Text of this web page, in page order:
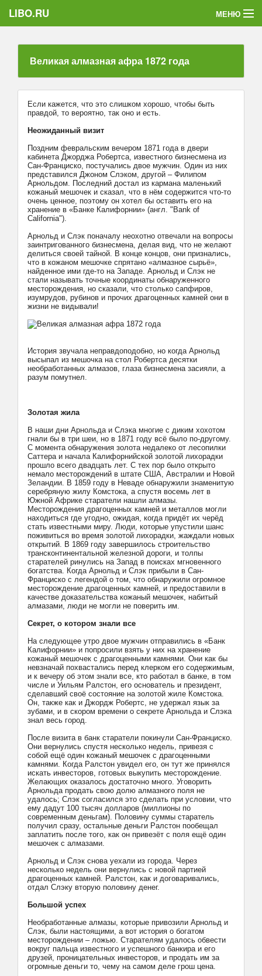
LIBO.RU МЕНЮ
Голосования
Букофки
Великая алмазная афра 1872 года
Если кажется, что это слишком хорошо, чтобы быть
правдой, то вероятно, так оно и есть.
Неожиданный визит
Поздним февральским вечером 1871 года в двери
кабинета Джорджа Робертса, известного бизнесмена из
Сан-Франциско, постучались двое мужчин. Один из них
представился Джоном Слэком, другой – Филипом
Арнольдом. Последний достал из кармана маленький
кожаный мешочек и сказал, что в нём содержится что-то
очень ценное, поэтому он хотел бы оставить его на
хранение в «Банке Калифорнии» (англ. "Bank of
California").
Арнольд и Слэк поначалу неохотно отвечали на вопросы
заинтригованного бизнесмена, делая вид, что не желают
делиться своей тайной. В конце концов, они признались,
что в кожаном мешочке спрятано «алмазное сырьё»,
найденное ими где-то на Западе. Арнольд и Слэк не
стали называть точные координаты обнаруженного
месторождения, но сказали, что столько сапфиров,
изумрудов, рубинов и прочих драгоценных камней они в
жизни не видывали!
История звучала неправдоподобно, но когда Арнольд
высыпал из мешочка на стол Робертса десятки
необработанных алмазов, глаза бизнесмена засияли, а
разум помутнел.
Золотая жила
В наши дни Арнольда и Слэка многие с диким хохотом
гнали бы в три шеи, но в 1871 году всё было по-другому.
С момента обнаружения золота недалеко от лесопилки
Саттера и начала Калифорнийской золотой лихорадки
прошло всего двадцать лет. С тех пор было открыто
немало месторождений в штате США, Австралии и Новой
Зеландии. В 1859 году в Неваде обнаружили знаменитую
серебряную жилу Комстока, а спустя восемь лет в
Южной Африке старатели нашли алмазы.
Месторождения драгоценных камней и металлов могли
находиться где угодно, ожидая, когда придёт их черёд
стать известными миру. Люди, которые упустили шанс
поживиться во время золотой лихорадки, жаждали новых
открытий. В 1869 году завершилось строительство
трансконтинентальной железной дороги, и толпы
старателей ринулись на Запад в поисках мгновенного
богатства. Когда Арнольд и Слэк прибыли в Сан-
Франциско с легендой о том, что обнаружили огромное
месторождение драгоценных камней, и предоставили в
качестве доказательства кожаный мешочек, набитый
алмазами, люди не могли не поверить им.
Секрет, о котором знали все
На следующее утро двое мужчин отправились в «Банк
Калифорнии» и попросили взять у них на хранение
кожаный мешочек с драгоценными камнями. Они как бы
невзначай похвастались перед клерком его содержимым,
и к вечеру об этом знали все, кто работал в банке, в том
числе и Уильям Ралстон, его основатель и президент,
сделавший своё состояние на золотой жиле Комстока.
Он, также как и Джордж Робертс, не удержал язык за
зубами, и в скором времени о секрете Арнольда и Слэка
знал весь город.
После визита в банк старатели покинули Сан-Франциско.
Они вернулись спустя несколько недель, привезя с
собой ещё один кожаный мешочек с драгоценными
камнями. Когда Ралстон увидел его, он тут же принялся
искать инвесторов, готовых выкупить месторождение.
Желающих оказалось достаточно много. Уговорить
Арнольда продать свою долю алмазного поля не
удалось; Слэк согласился это сделать при условии, что
ему дадут 100 тысяч долларов (миллионы по
современным деньгам). Половину суммы старатель
получил сразу, остальные деньги Ралстон пообещал
заплатить после того, как он привезёт с поля ещё один
мешочек с алмазами.
Арнольд и Слэк снова уехали из города. Через
несколько недель они вернулись с новой партией
драгоценных камней. Ралстон, как и договаривались,
отдал Слэку вторую половину денег.
Большой успех
Необработанные алмазы, которые привозили Арнольд и
Слэк, были настоящими, а вот история о богатом
месторождении – ложью. Старателям удалось обвести
вокруг пальца известного и успешного банкира и его
друзей, проницательных инвесторов, и продать им за
огромные деньги то, чему на самом деле грош цена.